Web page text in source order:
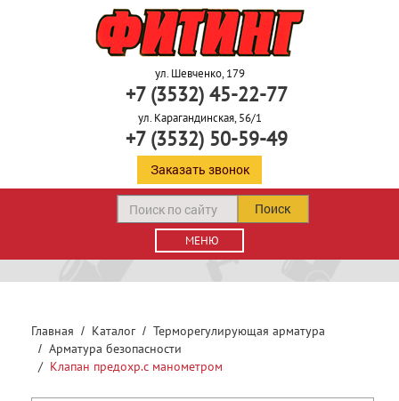
ул. Шевченко, 179
+7 (3532) 45-22-77
ул. Карагандинская, 56/1
+7 (3532) 50-59-49
Заказать звонок
МЕНЮ
Поиск
Главная Каталог
Терморегулирующая арматура
Арматура безопасности
Клапан предохр.с манометром